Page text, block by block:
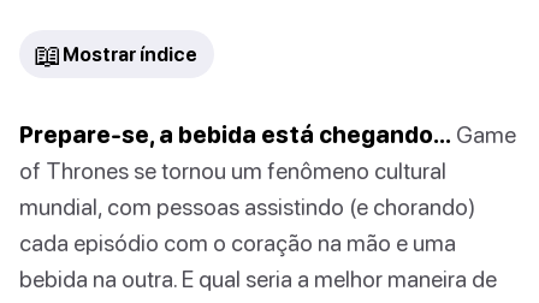
📖 Mostrar índice
Prepare-se, a bebida está chegando… Game
of Thrones se tornou um fenômeno cultural
mundial, com pessoas assistindo (e chorando)
cada episódio com o coração na mão e uma
bebida na outra. E qual seria a melhor maneira de